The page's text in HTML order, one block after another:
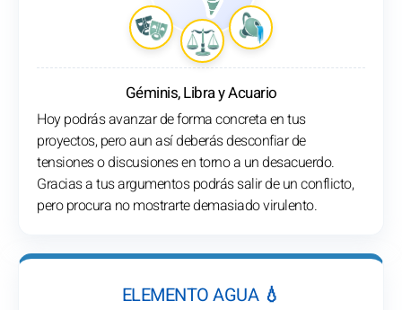
Géminis, Libra y Acuario
Hoy podrás avanzar de forma concreta en tus
proyectos, pero aun así deberás desconfiar de
tensiones o discusiones en torno a un desacuerdo.
Gracias a tus argumentos podrás salir de un conflicto,
pero procura no mostrarte demasiado virulento.
ELEMENTO AGUA 💧